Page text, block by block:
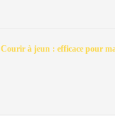
Courir à jeun : efficace pour